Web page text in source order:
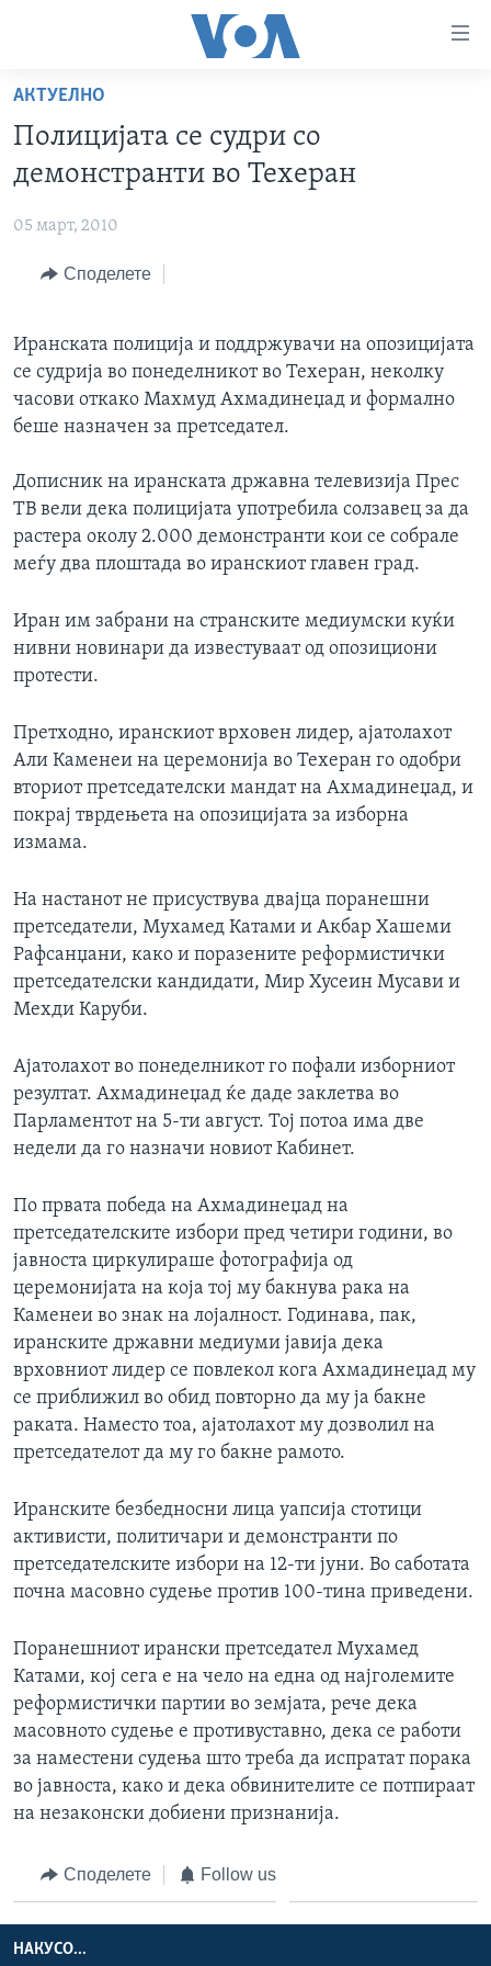
пристапност
Премини
на
главната
Премини
навигација
Пребарувај
РУБРИКИ
МАКЕДОНИЈА
СВЕТ
ПОЛИТИКА
ЗДРАВЈЕ
НАУКА
ИНТЕРВЈУА
ФОТОГАЛЕРИИ
ДОКУМЕНТАРЦИ
АРХИВИРАНА ПРОГРАМА
ВЕСТИ ОД САД ВО МИНУТА - АРХИВА
ИЗБОРИ ВО САД 2020 - АРХИВА
Learning English
НАКУСО...
Јазици
АКТУЕЛНО
Полицијата се судри со
демонстранти во Техеран
05 март, 2010
Споделете
Иранската полиција и поддржувачи на опозицијата
се судрија во понеделникот во Техеран, неколку
часови откако Махмуд Ахмадинеџад и формално
беше назначен за претседател.
Дописник на иранската државна телевизија Прес
ТВ вели дека полицијата употребила солзавец за да
растера околу 2.000 демонстранти кои се собрале
меѓу два плоштада во иранскиот главен град.
Иран им забрани на странските медиумски куќи
нивни новинари да известуваат од опозициони
протести.
Претходно, иранскиот врховен лидер, ајатолахот
Али Каменеи на церемонија во Техеран го одобри
вториот претседателски мандат на Ахмадинеџад, и
покрај тврдењета на опозицијата за изборна
измама.
На настанот не присуствува двајца поранешни
претседатели, Мухамед Катами и Акбар Хашеми
Рафсанџани, како и поразените реформистички
претседателски кандидати, Мир Хусеин Мусави и
Мехди Каруби.
Ајатолахот во понеделникот го пофали изборниот
резултат. Ахмадинеџад ќе даде заклетва во
Парламентот на 5-ти август. Тој потоа има две
недели да го назначи новиот Кабинет.
По првата победа на Ахмадинеџад на
претседателските избори пред четири години, во
јавноста циркулираше фотографија од
церемонијата на која тој му бакнува рака на
Каменеи во знак на лојалност. Годинава, пак,
иранските државни медиуми јавија дека
врховниот лидер се повлекол кога Ахмадинеџад му
се приближил во обид повторно да му ја бакне
раката. Наместо тоа, ајатолахот му дозволил на
претседателот да му го бакне рамото.
Иранските безбедносни лица уапсија стотици
активисти, политичари и демонстранти по
претседателските избори на 12-ти јуни. Во саботата
почна масовно судење против 100-тина приведени.
Поранешниот ирански претседател Мухамед
Катами, кој сега е на чело на една од најголемите
реформистички партии во земјата, рече дека
масовното судење е противуставно, дека се работи
за наместени судења што треба да испратат порака
во јавноста, како и дека обвинителите се потпираат
на незаконски добиени признанија.
Споделете Follow us
НАКУСО...